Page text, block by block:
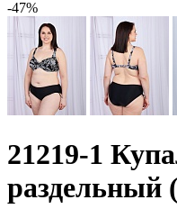
-47%
21219-1
раздельный